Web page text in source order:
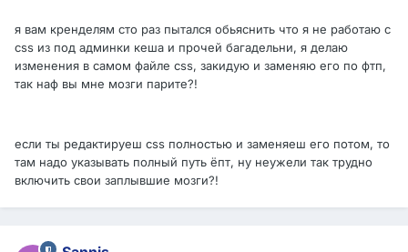
я вам кренделям сто раз пытался обьяснить что я не работаю с
css из под админки кеша и прочей багадельни, я делаю
изменения в самом файле css, закидую и заменяю его по фтп,
так наф вы мне мозги парите?!
если ты редактируеш css полностью и заменяеш его потом, то
там надо указывать полный путь ёпт, ну неужели так трудно
включить свои заплывшие мозги?!